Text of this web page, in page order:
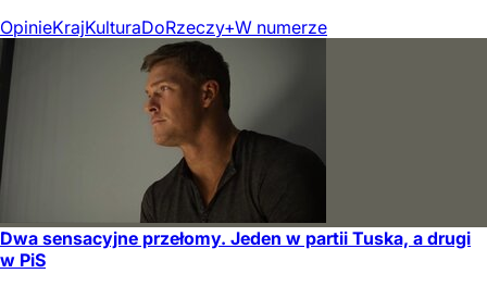
OpinieKrajKulturaDoRzeczy+W numerze
Dwa sensacyjne przełomy. Jeden w partii Tuska, a drugi
w PiS